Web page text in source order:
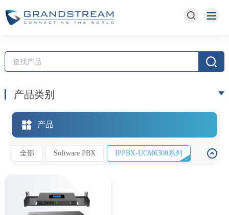
产品类别
产品
全部 Software PBX IPPBX-UCM6300系列
双机热备HA100